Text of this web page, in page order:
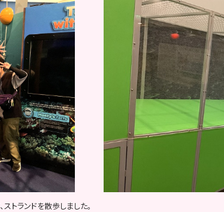
、ストランドを散歩しました。